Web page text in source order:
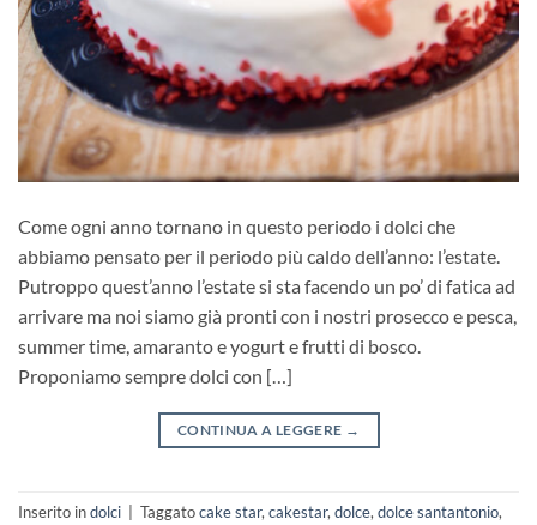
Come ogni anno tornano in questo periodo i dolci che
abbiamo pensato per il periodo più caldo dell’anno: l’estate.
Putroppo quest’anno l’estate si sta facendo un po’ di fatica ad
arrivare ma noi siamo già pronti con i nostri prosecco e pesca,
summer time, amaranto e yogurt e frutti di bosco.
Proponiamo sempre dolci con […]
CONTINUA A LEGGERE →
Inserito indolci Taggatocake star, cakestar, dolce, dolce santantonio,